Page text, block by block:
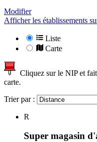
Modifier
Afficher les établissements
Liste
Carte
Cliquez sur le NIP et
carte.
Trier par :
R
Super magasin